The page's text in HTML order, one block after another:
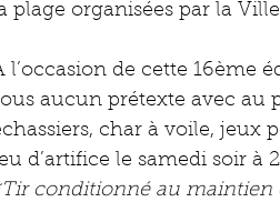
plage organisées par la
l’occasion de cette 16ème
aucun prétexte avec au
char à voile, jeux
d’artifice le samedi soir à
conditionné au maintien